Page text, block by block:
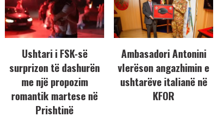
Ushtari i FSK-së
surprizon të dashurën
me një propozim
romantik martese në
Prishtinë
Ambasadori Antonini
vlerëson angazhimin e
ushtarëve italianë në
KFOR